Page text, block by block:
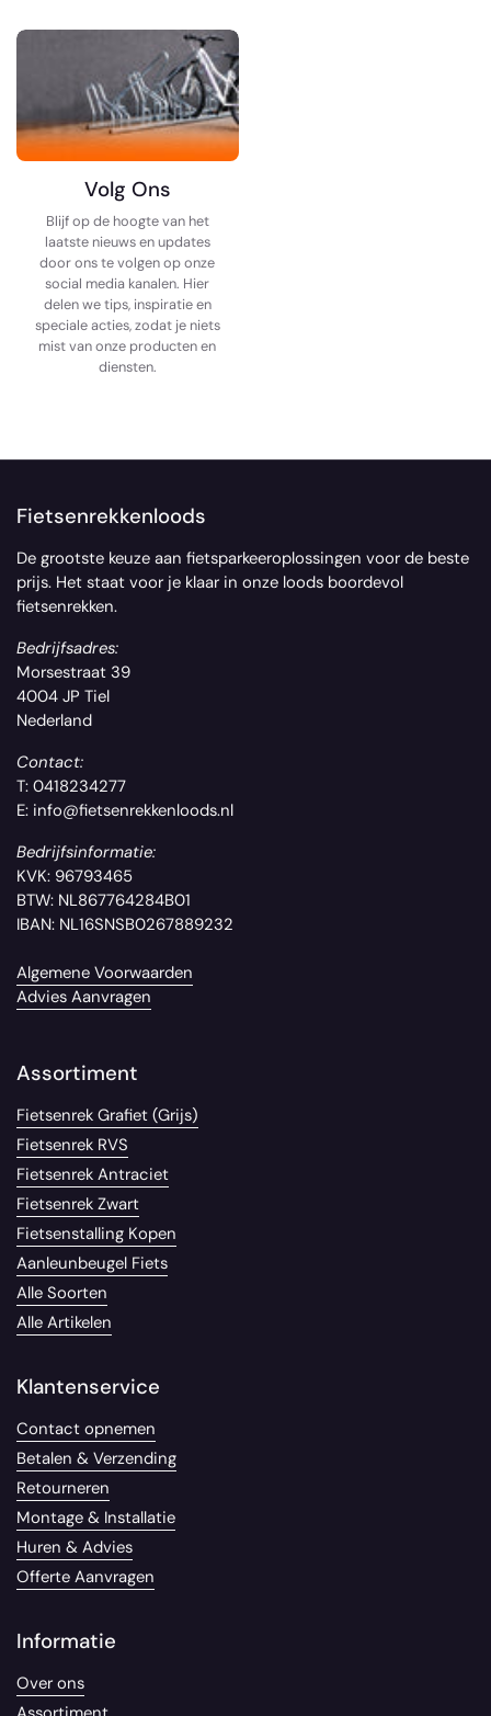
Volg Ons
Blijf op de hoogte van het
laatste nieuws en updates
door ons te volgen op onze
social media kanalen. Hier
delen we tips, inspiratie en
speciale acties, zodat je niets
mist van onze producten en
diensten.
Fietsenrekkenloods
De grootste keuze aan fietsparkeeroplossingen voor de beste
prijs. Het staat voor je klaar in onze loods boordevol
fietsenrekken.
Bedrijfsadres:
Morsestraat 39
4004 JP Tiel
Nederland
Contact:
T: 0418234277
E: info@fietsenrekkenloods.nl
Bedrijfsinformatie:
KVK: 96793465
BTW: NL867764284B01
IBAN: NL16SNSB0267889232
Algemene Voorwaarden
Advies Aanvragen
Assortiment
Fietsenrek Grafiet (Grijs)
Fietsenrek RVS
Fietsenrek Antraciet
Fietsenrek Zwart
Fietsenstalling Kopen
Aanleunbeugel Fiets
Alle Soorten
Alle Artikelen
Klantenservice
Contact opnemen
Betalen & Verzending
Retourneren
Montage & Installatie
Huren & Advies
Offerte Aanvragen
Informatie
Over ons